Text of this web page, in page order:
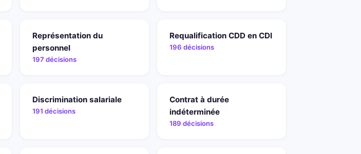
Représentation du
personnel
197 décisions
Requalification CDD en CDI
196 décisions
Discrimination salariale
191 décisions
Contrat à durée
indéterminée
189 décisions